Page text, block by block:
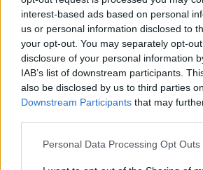
interest-based ads based on personal
us or personal information disclosed to
your opt-out. You may separately opt-
disclosure of your personal information
IAB’s list of downstream participants.
also be disclosed by us to third parties
Downstream Participants that may
Personal Data Processing Opt Outs
Politologas pažymėjo, jog
įtampai dažniausiai
jėgos, šiuo atveju – Rusija.